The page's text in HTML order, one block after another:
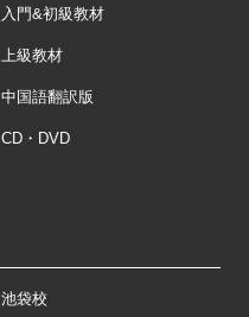
入門&初級教材
上級教材
中国語翻訳版
CD・DVD
池袋校